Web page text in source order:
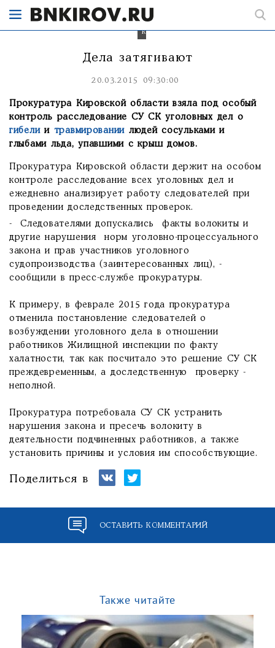
особый
контроль.
Дела затягивают
20.03.2015 09:30:00
Прокуратура Кировской области взяла под особый
контроль расследование СУ СК уголовных дел о
гибелии травмировании людей сосульками и
глыбами льда, упавшими с крыш домов.
Прокуратура Кировской области держит на особом
контроле расследование всех уголовных дел и
ежедневно анализирует работу следователей при
проведении доследственных проверок.
- Следователями допускались факты волокиты и
другие нарушения норм уголовно-процессуального
закона и прав участников уголовного
судопроизводства (заинтересованных лиц), -
сообщили в пресс-службе прокуратуры.
К примеру, в феврале 2015 года прокуратура
отменила постановление следователей о
возбуждении уголовного дела в отношении
работников Жилищной инспекции по факту
халатности, так как посчитало это решение СУ СК
преждевременным, а доследственную проверку -
неполной.
Прокуратура потребовала СУ СК устранить
нарушения закона и пресечь волокиту в
деятельности подчиненных работников, а также
установить причины и условия им способствующие.
Поделиться в
ОСТАВИТЬ КОММЕНТАРИЙ
Также читайте